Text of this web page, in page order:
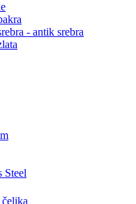
- antik srebra
Steel